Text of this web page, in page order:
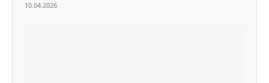
10.04.2026